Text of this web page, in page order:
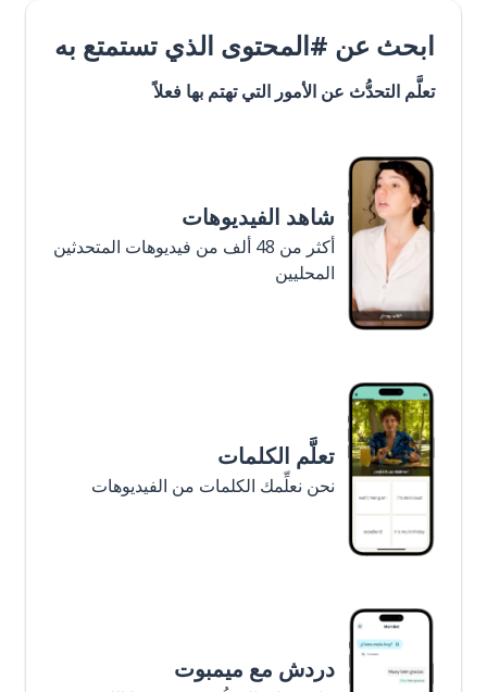
ابحث عن #المحتوى الذي تستمتع به
تعلَّم التحدُّث عن الأمور التي تهتم بها فعلاً
شاهد الفيديوهات
أكثر من 48 ألف من فيديوهات المتحدثين
المحليين
تعلَّم الكلمات
نحن نعلِّمك الكلمات من الفيديوهات
دردش مع ميمبوت